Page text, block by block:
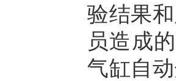
验结果
员造成
气缸自